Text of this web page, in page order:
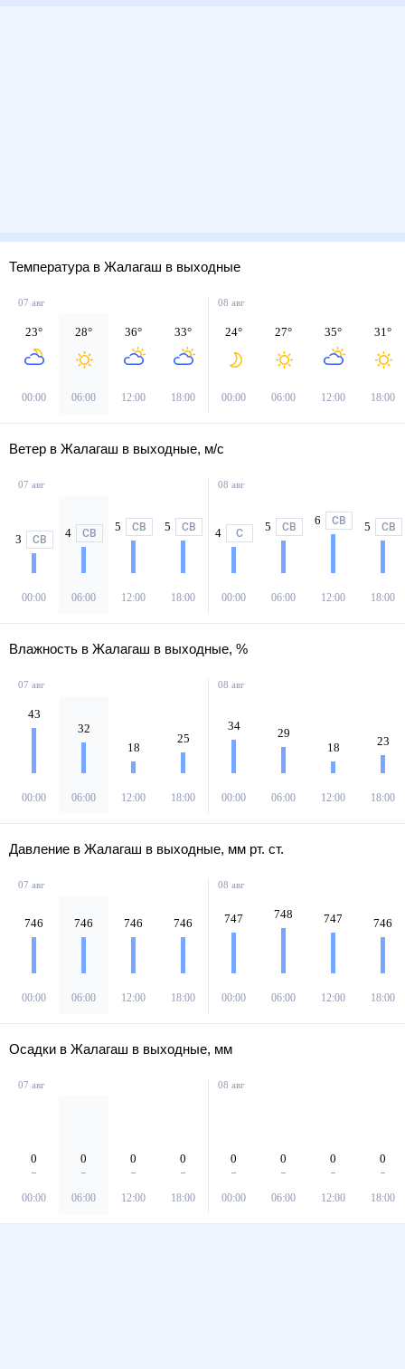
Температура в Жалагаш в выходные
07 авг
23°
00:00
28°
06:00
36°
12:00
33°
18:00
08 авг
24°
00:00
27°
06:00
35°
12:00
31°
18:00
Ветер в Жалагаш в выходные, м/с
07 авг
3 СВ
00:00
4 СВ
06:00
5 СВ
12:00
5 СВ
18:00
08 авг
4 С
00:00
5 СВ
06:00
6 СВ
12:00
5 СВ
18:00
Влажность в Жалагаш в выходные, %
07 авг
43
00:00
32
06:00
18
12:00
25
18:00
08 авг
34
00:00
29
06:00
18
12:00
23
18:00
Давление в Жалагаш в выходные, мм рт. ст.
07 авг
746
00:00
746
06:00
746
12:00
746
18:00
08 авг
747
00:00
748
06:00
747
12:00
746
18:00
Осадки в Жалагаш в выходные, мм
07 авг
0
00:00
0
06:00
0
12:00
0
18:00
08 авг
0
00:00
0
06:00
0
12:00
0
18:00